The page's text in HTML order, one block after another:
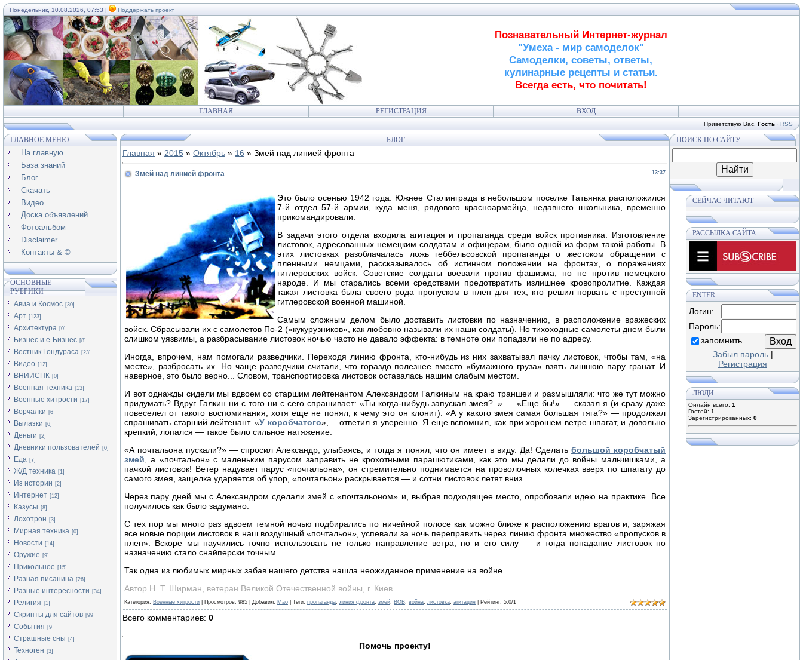
Понедельник, 10.08.2026, 07:53 | Поддержать проект
Познавательный Интернет-журнал
"Умеха - мир самоделок"
Самоделки, советы, ответы,
кулинарные рецепты и статьи.
Всегда есть, что почитать!
ГЛАВНАЯ РЕГИСТРАЦИЯ ВХОД
Приветствую Вас Гость · RSS
ГЛАВНОЕ МЕНЮ
На главную
База знаний
Блог
Скачать
Видео
Доска объявлений
Фотоальбом
Disclaimer
Контакты & ©
ОСНОВНЫЕ
РУБРИКИ
Авиа и Космос [30]
Арт [123]
Архитектура [0]
Бизнес и е-Бизнес [8]
Вестник Гондураса [23]
Видео [12]
ВНИИСПК [0]
Военная техника [13]
Военные хитрости [17]
Ворчалки [6]
Вылазки [6]
Деньги [2]
Дневники пользователей [0]
Еда [7]
Ж/Д техника [1]
Из истории [2]
Интернет [12]
Казусы [8]
Лохотрон [3]
Мирная техника [0]
Новости [14]
Оружие [9]
Прикольное [15]
Разная писанина [26]
Разные интересности [34]
Религия [1]
Скрипты для сайтов [99]
События [9]
Страшные сны [4]
Техноген [3]
БЛОГ
Главная » 2015 » Октябрь » 16 » Змей над линией фронта
13:37
Змей над линией фронта
Это было осенью 1942 года. Южнее Сталинграда в небольшом поселке Татьянка расположился
7-й отдел 57-й армии, куда меня, рядового красноармейца, недавнего школьника, временно
прикомандировали.
В задачи этого отдела входила агитация и пропаганда среди войск противника. Изготовление
листовок, адресованных немецким солдатам и офицерам, было одной из форм такой работы. В
этих листовках разоблачалась ложь геббельсовской пропаганды о жестоком обращении с
пленными немцами, рассказывалось об истинном положении на фронтах, о поражениях
гитлеровских войск. Советские солдаты воевали против фашизма, но не против немецкого
народе. И мы старались всеми средствами предотвратить излишнее кровопролитие. Каждая
такая листовка была своего рода пропуском в плен для тех, кто решил порвать с преступной
гитлеровской военной машиной.
Самым сложным делом было доставить листовки по назначению, в расположение вражеских
войск. Сбрасывали их с самолетов По-2 («кукурузников», как любовно называли их наши солдаты). Но тихоходные самолеты днем были
слишком уязвимы, а разбрасывание листовок ночью часто не давало эффекта: в темноте они попадали не по адресу.
Иногда, впрочем, нам помогали разведчики. Переходя линию фронта, кто-нибудь из них захватывал пачку листовок, чтобы там, «на
месте», разбросать их. Но чаще разведчики считали, что гораздо полезнее вместо «бумажного груза» взять лишнюю пару гранат. И
наверное, это было верно... Словом, транспортировка листовок оставалась нашим слабым местом.
И вот однажды сидели мы вдвоем со старшим лейтенантом Александром Галкиным на краю траншеи и размышляли: что же тут можно
придумать? Вдруг Галкин ни с того ни с сего спрашивает: «Ты когда-нибудь запускал змея?..» — «Еще бы!» — сказал я (и сразу даже
повеселел от такого воспоминания, хотя еще не понял, к чему это он клонит). «А у какого змея самая большая тяга?» — продолжал
спрашивать старший лейтенант. «У коробчатого»,— ответил я уверенно. Я еще вспомнил, как при хорошем ветре шпагат, и довольно
крепкий, лопался — такое было сильное натяжение.
«А почтальона пускали?» — спросил Александр, улыбаясь, и тогда я понял, что он имеет в виду. Да! Сделать большой коробчатый
змей , а «почтальон» с маленьким парусом заправить не крохотными парашютиками, как это мы делали до войны мальчишками, а
пачкой листовок! Ветер надувает парус «почтальона», он стремительно поднимается на проволочных колечках вверх по шпагату до
самого змея, защелка ударяется об упор, «почтальон» раскрывается — и сотни листовок летят вниз...
Через пару дней мы с Александром сделали змей с «почтальоном» и, выбрав подходящее место, опробовали идею на практике. Все
получилось как было задумано.
С тех пор мы много раз вдвоем темной ночью подбирались по ничейной полосе как можно ближе к расположению врагов и, заряжая
все новые порции листовок в наш воздушный «почтальон», успевали за ночь переправить через линию фронта множество «пропусков в
плен». Вскоре мы научились точно использовать не только направление ветра, но и его силу — и тогда попадание листовок по
назначению стало снайперски точным.
Так одна из любимых мирных забав нашего детства нашла неожиданное применение на войне.
Автор Н. Т. Ширман, ветеран Великой Отечественной войны, г. Киев
Категория: Военные хитрости Просмотров: 985 Добавил: Mao Теги: пропаганда, линия фронта, змей, ВОВ, война, листовка, агитация Рейтинг: 5.0/1
Всего комментариев: 0
Помочь проекту!
ПОИСК ПО САЙТУ
СЕЙЧАС ЧИТАЮТ
РАССЫЛКА САЙТА
ENTER
Логин:
Пароль:
запомнить
Забыл пароль|
Регистрация
ЛЮДИ:
Онлайн всего: 1
Гостей: 1
Зарегистрированных: 0